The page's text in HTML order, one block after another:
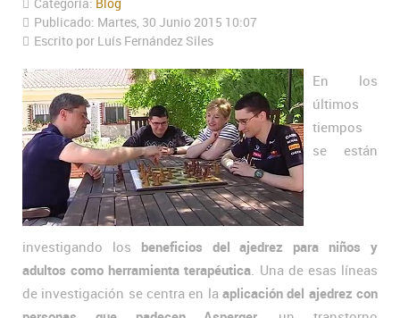
Categoría: Blog
Publicado: Martes, 30 Junio 2015 10:07
Escrito por Luís Fernández Siles
En los
últimos
tiempos
se están
investigando los beneficios del ajedrez para niños y
adultos como herramienta terapéutica . Una de esas líneas
de investigación se centra en la aplicación del ajedrez con